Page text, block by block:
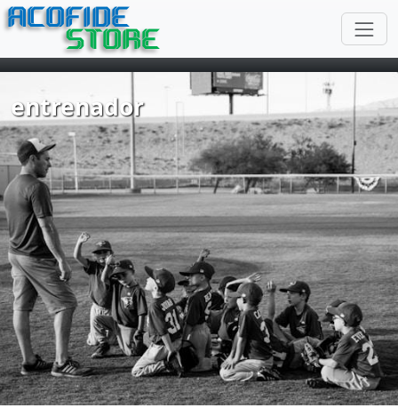
ACOFIDE
STORE
entrenador